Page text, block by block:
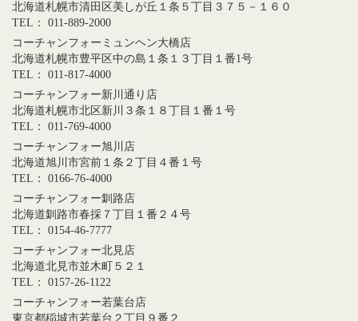
北海道札幌市清田区美しが丘１条５丁目３７５－１６０
TEL： 011-889-2000
コーチャンフォーミュンヘン大橋店
北海道札幌市豊平区中の島１条１３丁目１番1号
TEL： 011-817-4000
コーチャンフォー新川通り店
北海道札幌市北区新川３条１８丁目１番１号
TEL： 011-769-4000
コーチャンフォー旭川店
北海道旭川市宮前１条２丁目４番１号
TEL： 0166-76-4000
コーチャンフォー釧路店
北海道釧路市春採７丁目１番２４号
TEL： 0154-46-7777
コーチャンフォー北見店
北海道北見市並木町５２１
TEL： 0157-26-1122
コーチャンフォー若葉台店
東京都稲城市若葉台２丁目９番２